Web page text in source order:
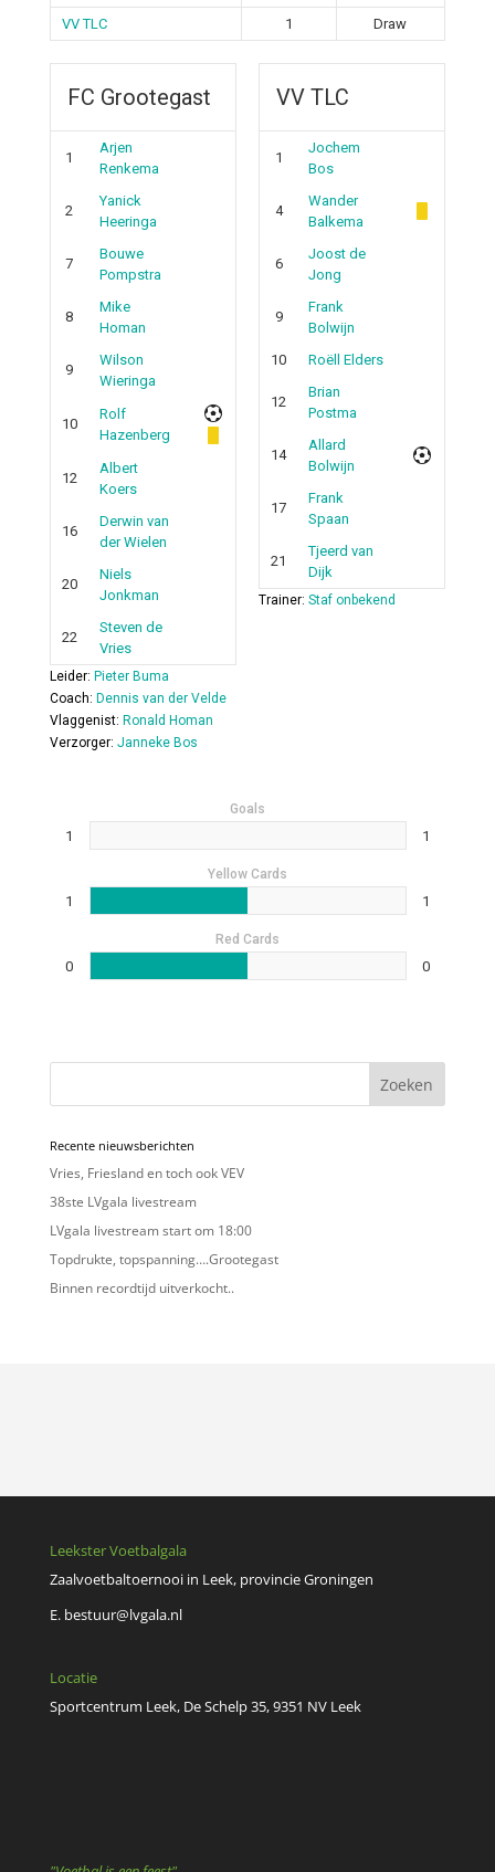
VV TLC
1 Draw
FC Grootegast
1
Arjen
Renkema
2
Yanick
Heeringa
7
Bouwe
Pompstra
8
Mike
Homan
9
Wilson
Wieringa
10
Rolf
Hazenberg
12
Albert
Koers
16
Derwin van
der Wielen
20
Niels
Jonkman
22
Steven de
Vries
Leider: Pieter Buma
Coach: Dennis van der Velde
Vlaggenist: Ronald Homan
Verzorger: Janneke Bos
VV TLC
1
Jochem
Bos
4
Wander
Balkema
6
Joost de
Jong
9
Frank
Bolwijn
10
Roëll Elders
12
Brian
Postma
14
Allard
Bolwijn
17
Frank
Spaan
21
Tjeerd van
Dijk
Trainer: Staf onbekend
Goals
1 1
Yellow Cards
1 1
Red Cards
0 0
Zoeken
Recente nieuwsberichten
Vries, Friesland en toch ook VEV
38ste LVgala livestream
LVgala livestream start om 18:00
Topdrukte, topspanning….Grootegast
Binnen recordtijd uitverkocht..
Leekster Voetbalgala
Zaalvoetbaltoernooi in Leek, provincie Groningen
E. bestuur@lvgala.nl
Locatie
Sportcentrum Leek, De Schelp 35, 9351 NV Leek